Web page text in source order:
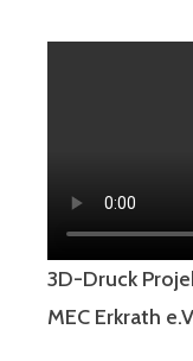
3D-Druck
MEC Erkrath